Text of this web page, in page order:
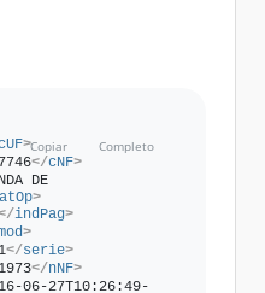
>
</cNF>
DE
>
indPag>
>
</serie>
</nNF>
06-27T10:26:49-